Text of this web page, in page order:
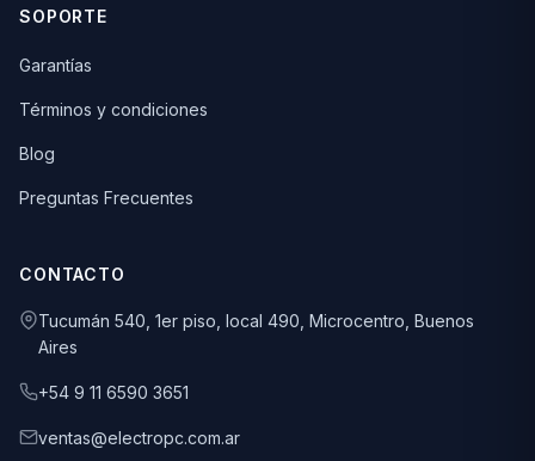
SOPORTE
Garantías
Términos y condiciones
Blog
Preguntas Frecuentes
CONTACTO
Tucumán 540, 1er piso, local 490, Microcentro, Buenos
Aires
+54 9 11 6590 3651
ventas@electropc.com.ar